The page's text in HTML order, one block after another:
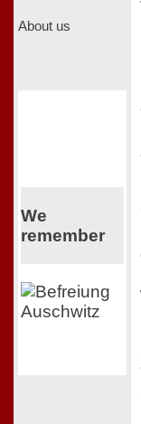
About us
We
remember